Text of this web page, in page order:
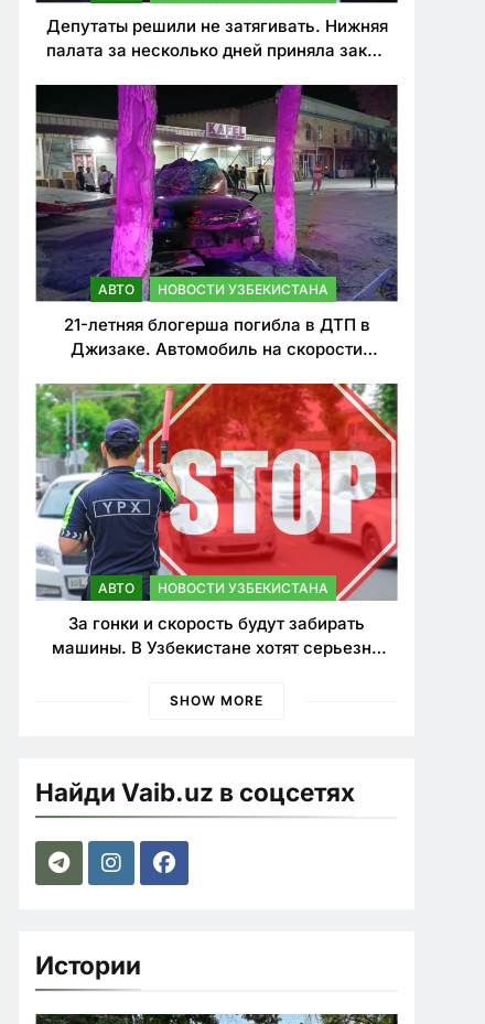
Депутаты решили не затягивать. Нижняя
палата за несколько дней приняла закон
нарушителей ПДД
АВТО НОВОСТИ УЗБЕКИСТАНА
21-летняя блогерша погибла в ДТП в
Джизаке. Автомобиль на скорости
АВТО НОВОСТИ УЗБЕКИСТАНА
За гонки и скорость будут забирать
машины. В Узбекистане хотят серьезно
SHOW MORE
Найди Vaib.uz в соцсетях
Истории